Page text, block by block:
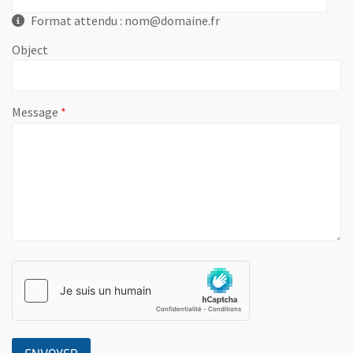
Format attendu : nom@domaine.fr
Object
Message , champ obligatoire